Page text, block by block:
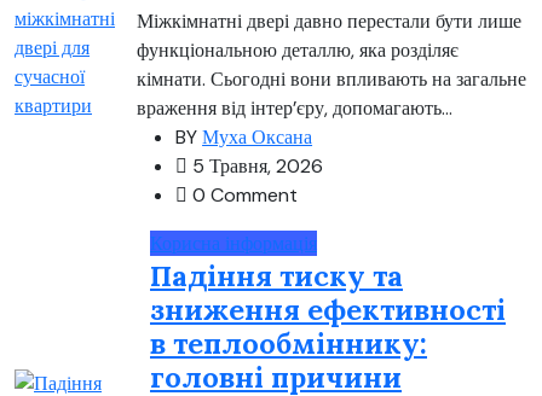
Міжкімнатні двері давно перестали бути лише
функціональною деталлю, яка розділяє
кімнати. Сьогодні вони впливають на загальне
враження від інтер’єру, допомагають...
BYМуха Оксана
5 Травня, 2026
0 Comment
Корисна інформація
Падіння тиску та
зниження ефективності
в теплообміннику:
головні причини